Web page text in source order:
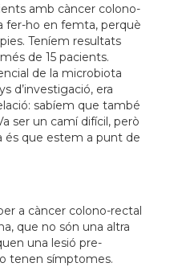
amb càncer colono-
fer-ho en femta, perquè
Teníem resultats
de 15 pacients.
de la microbiota
d’investigació, era
sabíem que també
ser un camí difícil, però
és que estem a punt de
a càncer colono-rectal
que no són una altra
una lesió pre-
tenen símptomes.